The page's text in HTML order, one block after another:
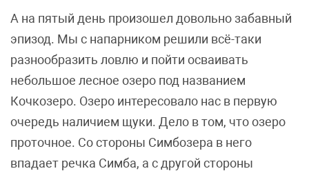
А на пятый день произошел довольно забавный
эпизод. Мы с напарником решили всё-таки
разнообразить ловлю и пойти осваивать
небольшое лесное озеро под названием
Кочкозеро. Озеро интересовало нас в первую
очередь наличием щуки. Дело в том, что озеро
проточное. Со стороны Симбозера в него
впадает речка Симба, а с другой стороны